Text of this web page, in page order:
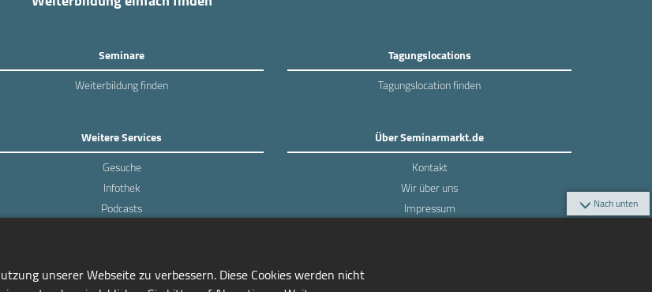
Seminare
Weiterbildung finden
Tagungslocations
Tagungslocation finden
Weitere Services
Gesuche
Infothek
Podcasts
Über Seminarmarkt.de
Kontakt
Wir über uns
Impressum
Nach unten
unserer Webseite zu verbessern. Diese Cookies werden nicht